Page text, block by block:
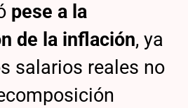
pese a la
de la inflación, ya
salarios reales no